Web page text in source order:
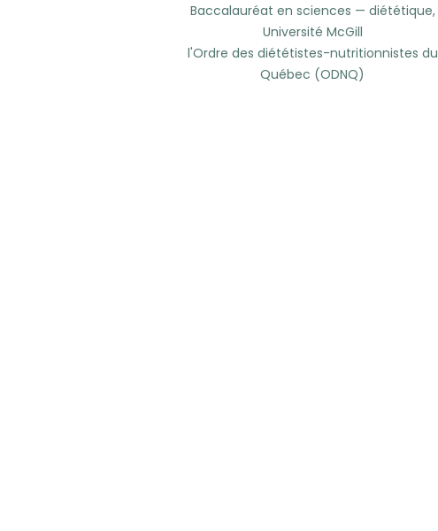
Baccalauréat en sciences — diététique,
Université McGill
l'Ordre des diététistes-nutritionnistes du
Québec (ODNQ)